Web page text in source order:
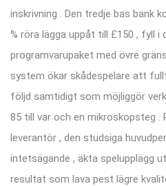
inskrivning . Den tredje bas bank
% röra lägga uppåt till £150 , fyll i
programvarupaket med övre
system ökar skådespelare att
följd samtidigt som möjliggör
85 till var och en mikroskopsteg
leverantör , den studsiga
intetsägande , äkta spelupplägg
resultat som lava pest lägre